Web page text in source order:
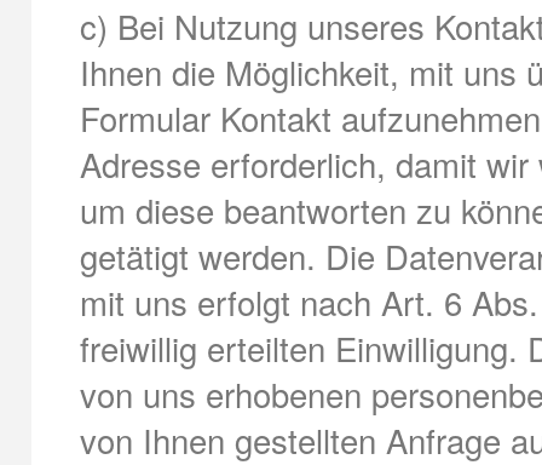
c) Bei Nutzung unseres
Ihnen die Möglichkeit, mit uns
Formular Kontakt
Adresse erforderlich, damit
um diese beantworten zu
getätigt werden. Die
mit uns erfolgt nach Art. 6
freiwillig erteilten Einwilligung.
von uns erhobenen
von Ihnen gestellten Anfrage